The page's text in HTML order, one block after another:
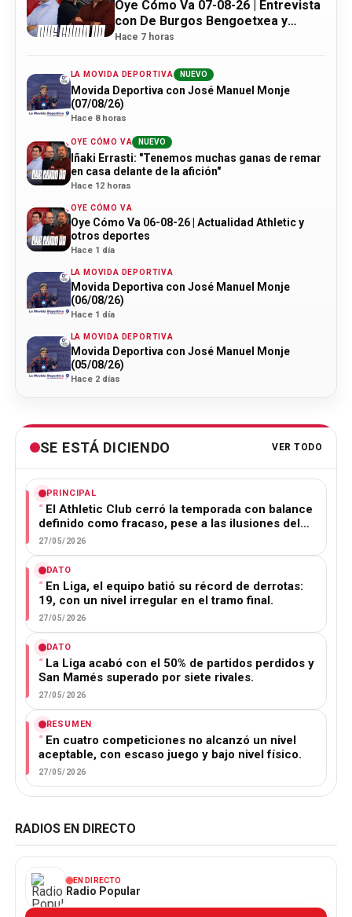
Oye Cómo Va 07-08-26 | Entrevista
con De Burgos Bengoetxea y
actualidad Athletic
Hace 7 horas
LA MOVIDA DEPORTIVA NUEVO
Movida Deportiva con José Manuel Monje
(07/08/26)
Hace 8 horas
OYE CÓMO VA NUEVO
Iñaki Errasti: "Tenemos muchas ganas de remar
en casa delante de la afición"
Hace 12 horas
OYE CÓMO VA
Oye Cómo Va 06-08-26 | Actualidad Athletic y
otros deportes
Hace 1 día
LA MOVIDA DEPORTIVA
Movida Deportiva con José Manuel Monje
(06/08/26)
Hace 1 día
LA MOVIDA DEPORTIVA
Movida Deportiva con José Manuel Monje
(05/08/26)
Hace 2 días
SE ESTÁ DICIENDO VER TODO
PRINCIPAL
El Athletic Club cerró la temporada con balance
definido como fracaso, pese a las ilusiones del…
27/05/2026
DATO
En Liga, el equipo batió su récord de derrotas:
19, con un nivel irregular en el tramo final.
27/05/2026
DATO
La Liga acabó con el 50% de partidos perdidos y
San Mamés superado por siete rivales.
27/05/2026
RESUMEN
En cuatro competiciones no alcanzó un nivel
aceptable, con escaso juego y bajo nivel físico.
27/05/2026
RADIOS EN DIRECTO
EN DIRECTO
Radio Popular